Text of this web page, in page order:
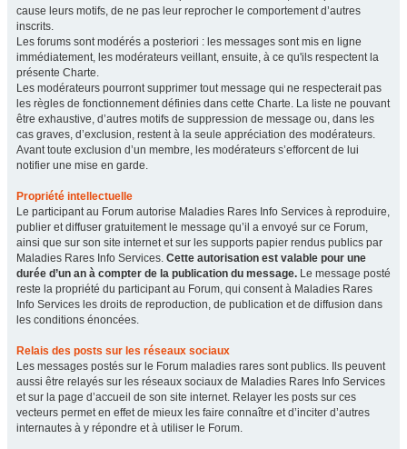
cause leurs motifs, de ne pas leur reprocher le comportement d’autres
inscrits.
Les forums sont modérés a posteriori : les messages sont mis en ligne
immédiatement, les modérateurs veillant, ensuite, à ce qu'ils respectent la
présente Charte.
Les modérateurs pourront supprimer tout message qui ne respecterait pas
les règles de fonctionnement définies dans cette Charte. La liste ne pouvant
être exhaustive, d’autres motifs de suppression de message ou, dans les
cas graves, d’exclusion, restent à la seule appréciation des modérateurs.
Avant toute exclusion d’un membre, les modérateurs s’efforcent de lui
notifier une mise en garde.
Propriété intellectuelle
Le participant au Forum autorise Maladies Rares Info Services à reproduire,
publier et diffuser gratuitement le message qu’il a envoyé sur ce Forum,
ainsi que sur son site internet et sur les supports papier rendus publics par
Maladies Rares Info Services. Cette autorisation est valable pour une
durée d’un an à compter de la publication du message. Le message posté
reste la propriété du participant au Forum, qui consent à Maladies Rares
Info Services les droits de reproduction, de publication et de diffusion dans
les conditions énoncées.
Relais des posts sur les réseaux sociaux
Les messages postés sur le Forum maladies rares sont publics. Ils peuvent
aussi être relayés sur les réseaux sociaux de Maladies Rares Info Services
et sur la page d’accueil de son site internet. Relayer les posts sur ces
vecteurs permet en effet de mieux les faire connaître et d’inciter d’autres
internautes à y répondre et à utiliser le Forum.